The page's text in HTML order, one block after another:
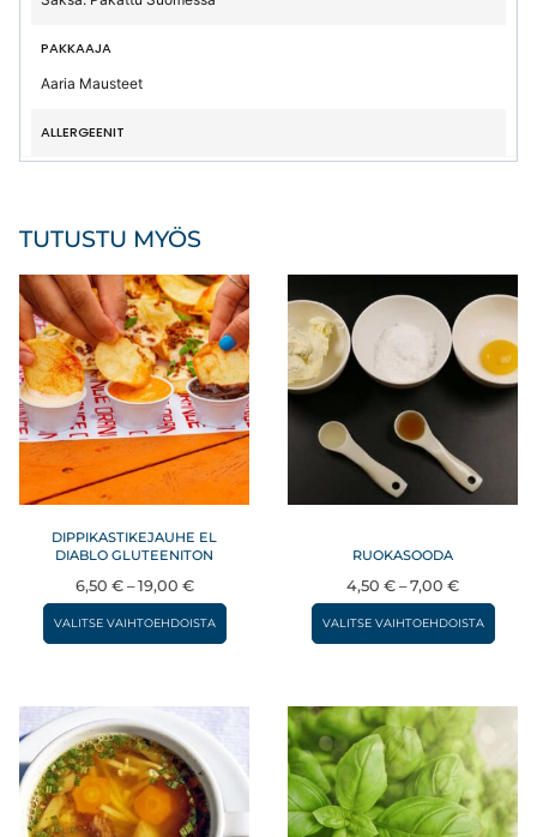
PAKKAAJA
Aaria Mausteet
ALLERGEENIT
TUTUSTU MYÖS
DIPPIKASTIKEJAUHE EL
DIABLO GLUTEENITON
6,50 € – 19,00 €Hintaluokka:
6,50 €
–
VALITSE VAIHTOEHDOISTA
tuotteella
useampi
muunnelma.
Voit
tehdä
RUOKASOODA
4,50 € – 7,00 €
4,50 €
–
VALITSE VAIHTOEHDOISTA
Voit